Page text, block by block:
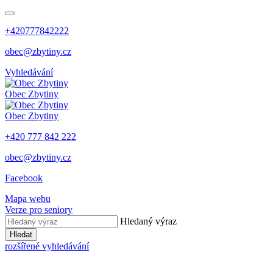
+420777842222
obec@zbytiny.cz
Vyhledávání
Obec Zbytiny
Obec Zbytiny
+420 777 842 222
obec@zbytiny.cz
Facebook
Mapa webu
Verze pro seniory
Hledaný výraz
Hledat
rozšířené vyhledávání